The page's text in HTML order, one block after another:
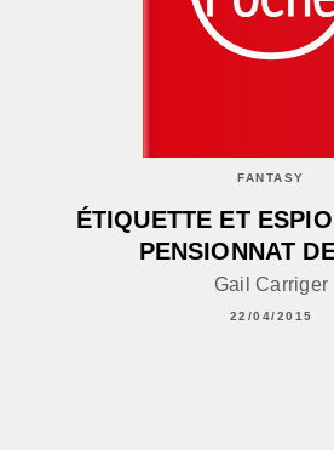
FANTASY
ÉTIQUETTE ET
PENSIONNAT
Gail Carriger
22/04/2015